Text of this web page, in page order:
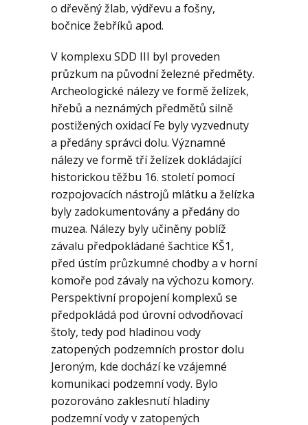
o dřevěný žlab, výdřevu a fošny,
bočnice žebříků apod.
V komplexu SDD III byl proveden
průzkum na původní železné předměty.
Archeologické nálezy ve formě želízek,
hřebů a neznámých předmětů silně
postižených oxidací Fe byly vyzvednuty
a předány správci dolu. Významné
nálezy ve formě tří želízek dokládající
historickou těžbu 16. století pomocí
rozpojovacích nástrojů mlátku a želízka
byly zadokumentovány a předány do
muzea. Nálezy byly učiněny poblíž
závalu předpokládané šachtice KŠ1,
před ústím průzkumné chodby a v horní
komoře pod závaly na výchozu komory.
Perspektivní propojení komplexů se
předpokládá pod úrovní odvodňovací
štoly, tedy pod hladinou vody
zatopených podzemních prostor dolu
Jeroným, kde dochází ke vzájemné
komunikaci podzemní vody. Bylo
pozorováno zaklesnutí hladiny
podzemní vody v zatopených